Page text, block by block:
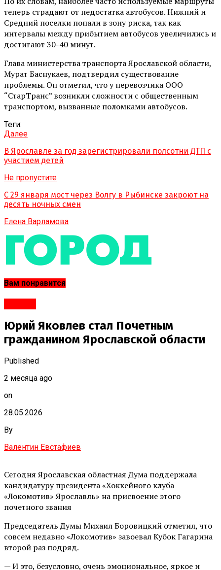
теперь страдают от недостатка автобусов. Нижний и
Средний поселки попали в зону риска, так как
интервалы между прибытием автобусов увеличились и
достигают 30-40 минут.
Глава министерства транспорта Ярославской области,
Мурат Баснукаев, подтвердил существование
проблемы. Он отметил, что у перевозчика ООО
“СтарТранс” возникли сложности с общественным
транспортом, вызванные поломками автобусов.
Теги:
Далее
В Ярославле за год зарегистрировали полсотни ДТП с
участием детей
Не пропустите
С 29 января мост через Волгу в Рыбинске закроют на
десять ночных смен
Елена Варламова
Вам понравится
Юрий Яковлев стал Почетным
гражданином Ярославской области
Published
2 месяца ago
on
28.05.2026
By
Валентин Евстафиев
Сегодня Ярославская областная Дума поддержала
кандидатуру президента «Хоккейного клуба
«Локомотив» Ярославль» на присвоение этого
почетного звания
Председатель Думы Михаил Боровицкий отметил, что
совсем недавно «Локомотив» завоевал Кубок Гагарина
второй раз подряд.
— И это, безусловно, очень эмоциональное, яркое и